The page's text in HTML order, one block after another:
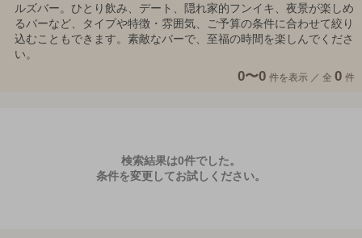
ルズバー。ひとり飲み、デート、隠れ家的フンイキ、夜景が楽しめ
るバーなど、タイプや特徴・雰囲気、ご予算の条件に合わせて絞り
込むこともできます。素敵なバーで、至福の時間を楽しんでくださ
い。
0〜0 件を表示 ／ 全 0 件
検索結果は0件でした。
条件を変更してお試しください。